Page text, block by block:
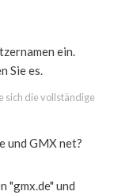
ein.
Sie es.
sich die vollständige
und GMX net?
"gmx.de" und